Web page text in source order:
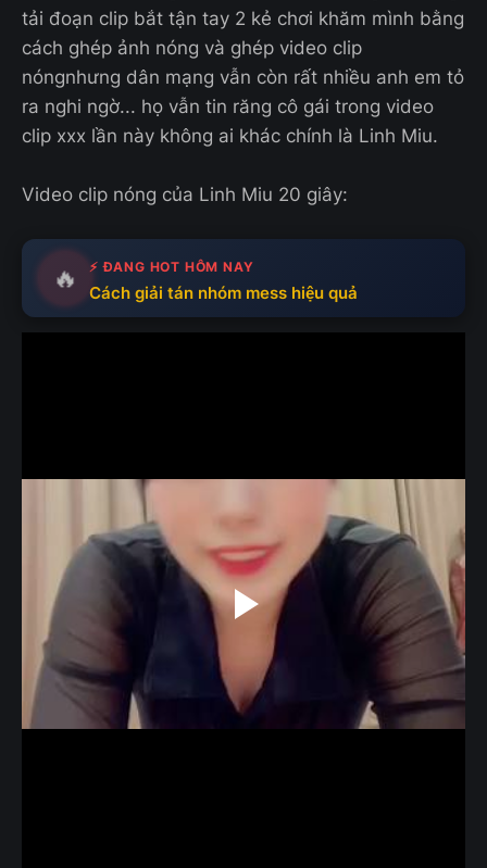
tải đoạn clip bắt tận tay 2 kẻ chơi khăm mình bằng
cách ghép ảnh nóng và ghép video clip
nóngnhưng dân mạng vẫn còn rất nhiều anh em tỏ
ra nghi ngờ... họ vẫn tin răng cô gái trong video
clip xxx lần này không ai khác chính là Linh Miu.
Video clip nóng của Linh Miu 20 giây:
🔥 ⚡ ĐANG HOT HÔM NAY
Cách giải tán nhóm mess hiệu quả